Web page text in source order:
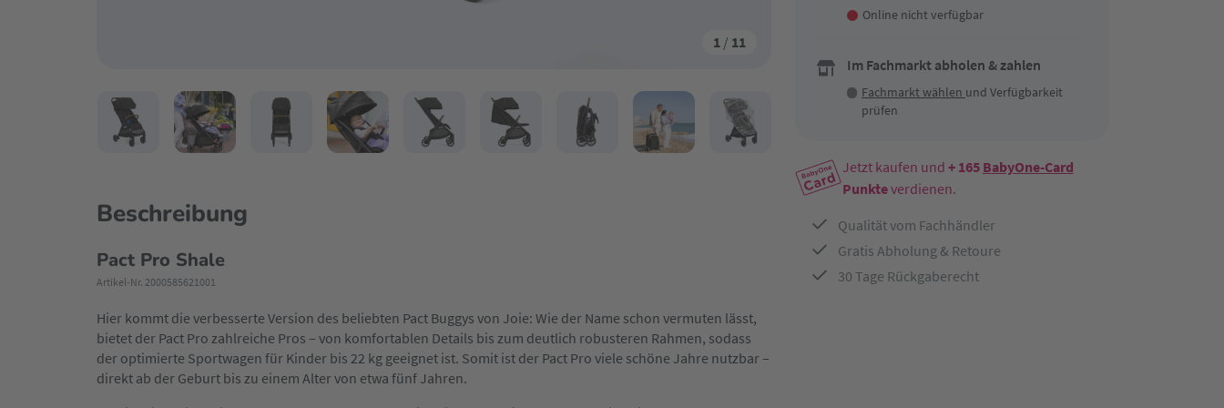
1 / 11
Online nicht verfügbar
Im Fachmarkt abholen & zahlen
Fachmarkt wählen und Verfügbarkeit
prüfen
Jetzt kaufen und + 165 BabyOne-Card
Punkteverdienen.
Qualität vom Fachhändler
Gratis Abholung & Retoure
30 Tage Rückgaberecht
Beschreibung
Pact Pro Shale
Artikel-Nr. 2000585621001
Hier kommt die verbesserte Version des beliebten Pact Buggys von Joie: Wie der Name schon vermuten lässt,
bietet der Pact Pro zahlreiche Pros – von komfortablen Details bis zum deutlich robusteren Rahmen, sodass
der optimierte Sportwagen für Kinder bis 22 kg geeignet ist. Somit ist der Pact Pro viele schöne Jahre nutzbar –
direkt ab der Geburt bis zu einem Alter von etwa fünf Jahren.